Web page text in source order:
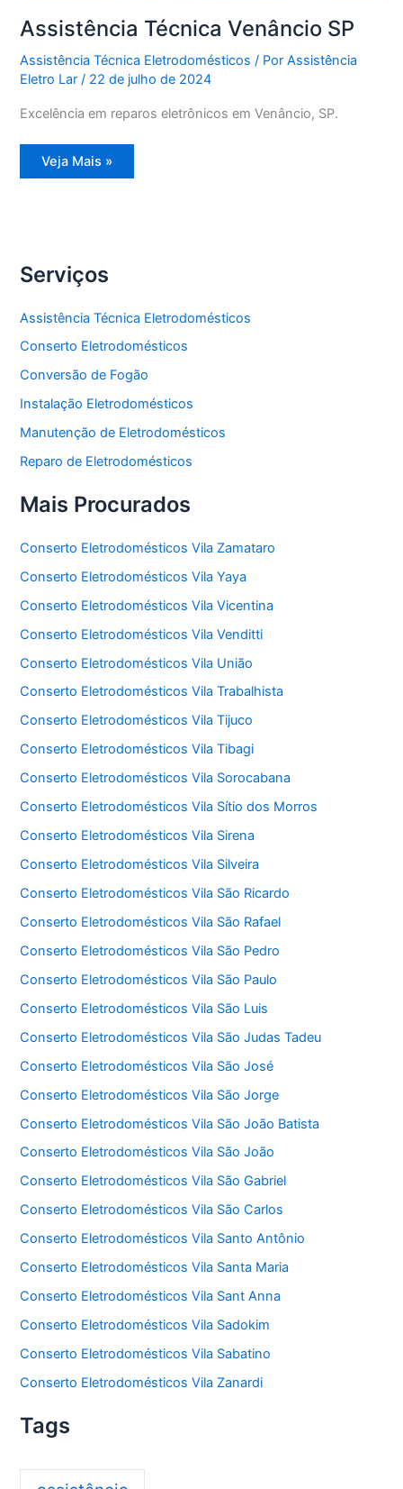
Assistência Técnica Venâncio SP
Assistência Técnica Eletrodomésticos / PorAssistência
Eletro Lar/ 22 de julho de 2024
Excelência em reparos eletrônicos em Venâncio, SP.
Assistência
Técnica
Veja Mais »
Serviços
Assistência Técnica Eletrodomésticos
Conserto Eletrodomésticos
Conversão de Fogão
Instalação Eletrodomésticos
Manutenção de Eletrodomésticos
Reparo de Eletrodomésticos
Mais Procurados
Conserto Eletrodomésticos Vila Zamataro
Conserto Eletrodomésticos Vila Yaya
Conserto Eletrodomésticos Vila Vicentina
Conserto Eletrodomésticos Vila Venditti
Conserto Eletrodomésticos Vila União
Conserto Eletrodomésticos Vila Trabalhista
Conserto Eletrodomésticos Vila Tijuco
Conserto Eletrodomésticos Vila Tibagi
Conserto Eletrodomésticos Vila Sorocabana
Conserto Eletrodomésticos Vila Sítio dos Morros
Conserto Eletrodomésticos Vila Sirena
Conserto Eletrodomésticos Vila Silveira
Conserto Eletrodomésticos Vila São Ricardo
Conserto Eletrodomésticos Vila São Rafael
Conserto Eletrodomésticos Vila São Pedro
Conserto Eletrodomésticos Vila São Paulo
Conserto Eletrodomésticos Vila São Luis
Conserto Eletrodomésticos Vila São Judas Tadeu
Conserto Eletrodomésticos Vila São José
Conserto Eletrodomésticos Vila São Jorge
Conserto Eletrodomésticos Vila São João Batista
Conserto Eletrodomésticos Vila São João
Conserto Eletrodomésticos Vila São Gabriel
Conserto Eletrodomésticos Vila São Carlos
Conserto Eletrodomésticos Vila Santo Antônio
Conserto Eletrodomésticos Vila Santa Maria
Conserto Eletrodomésticos Vila Sant Anna
Conserto Eletrodomésticos Vila Sadokim
Conserto Eletrodomésticos Vila Sabatino
Conserto Eletrodomésticos Vila Zanardi
Tags